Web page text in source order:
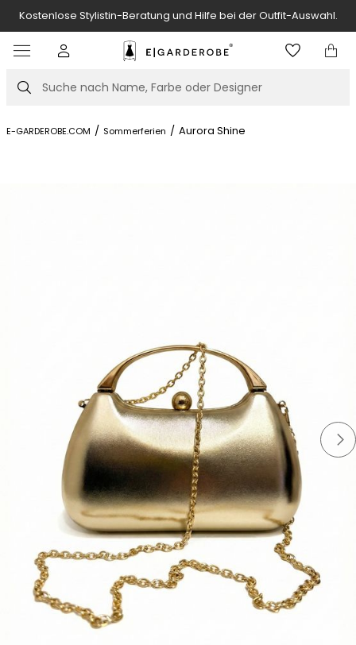
Kostenlose Stylistin-Beratung und Hilfe bei der Outfit-Auswahl.
Suche
E-GARDEROBE.COM / Sommerferien / Aurora Shine